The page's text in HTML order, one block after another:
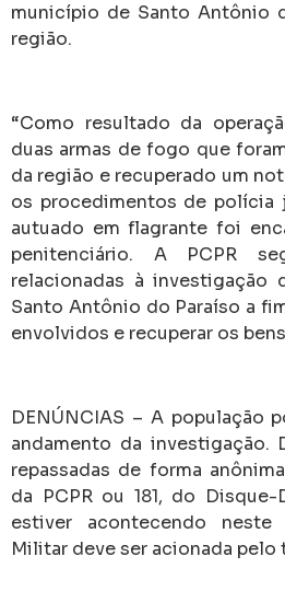
município de Santo Antônio
região.
“Como resultado da
duas armas de fogo que
da região e recuperado um
os procedimentos de polícia
autuado em flagrante foi
penitenciário. A PCPR
relacionadas à
Santo Antônio do Paraíso a
envolvidos e recuperar os
DENÚNCIAS – A população
andamento da investigação.
repassadas de forma
da PCPR ou 181, do
estiver acontecendo
Militar deve ser acionada pelo